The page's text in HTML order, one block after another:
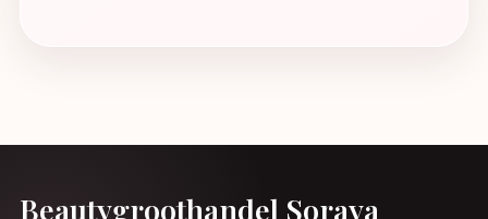
Beautygroothandel Soraya